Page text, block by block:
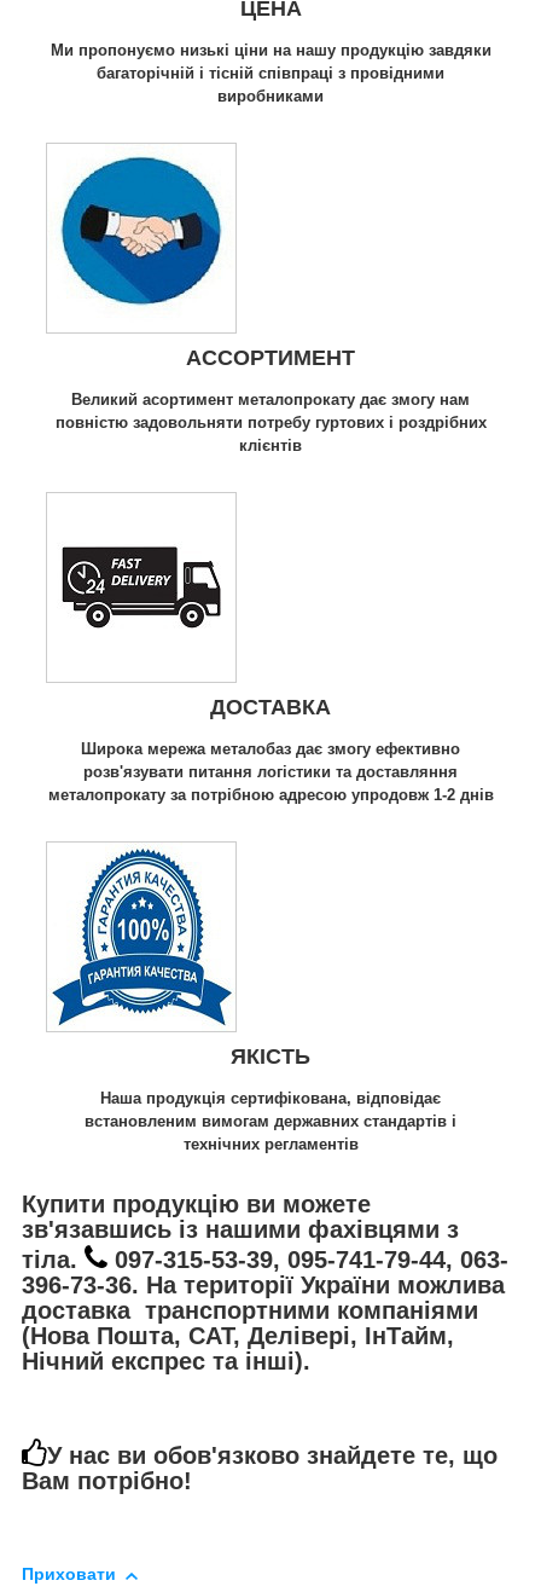
ЦЕНА
Ми пропонуємо низькі ціни на нашу продукцію завдяки
багаторічній і тісній співпраці з провідними
виробниками
АССОРТИМЕНТ
Великий асортимент металопрокату дає змогу нам
повністю задовольняти потребу гуртових і роздрібних
клієнтів
ДОСТАВКА
Широка мережа металобаз дає змогу ефективно
розв'язувати питання логістики та доставляння
металопрокату за потрібною адресою упродовж 1-2 днів
ЯКІСТЬ
Наша продукція сертифікована, відповідає
встановленим вимогам державних стандартів і
технічних регламентів
Купити продукцію ви можете
зв'язавшись із нашими фахівцями з
тіла.
097-315-53-39, 095-741-79-44, 063-
396-73-36. На території України можлива
доставка транспортними компаніями
(Нова Пошта, САТ, Делівері, ІнТайм,
Нічний експрес та інші).
У нас ви обов'язково знайдете те, що
Вам потрібно!
Приховати